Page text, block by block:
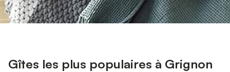
Gîtes les plus populaires à Grignon